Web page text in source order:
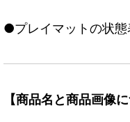
●プレイマットの状
【商品名と商品画像に